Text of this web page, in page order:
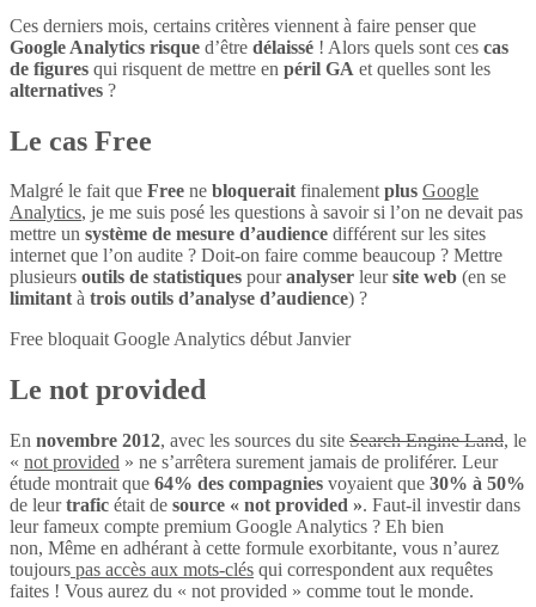
Ces derniers mois, certains critères viennent à faire penser que
Google Analytics risque d’être délaissé ! Alors quels sont ces cas
de figures qui risquent de mettre en péril GA et quelles sont les
alternatives ?
Le cas Free
Malgré le fait que Free ne bloqueraitfinalementplus Google
Analytics, je me suis posé les questions à savoir si l’on ne devait pas
mettre un système de mesure d’audience différent sur les sites
internet que l’on audite ? Doit-on faire comme beaucoup ? Mettre
plusieurs outils de statistiques pouranalyser leursite web (en se
limitantà trois outils d’analyse d’audience) ?
Free bloquait Google Analytics début Janvier
Le not provided
En novembre 2012, avec les sources du site Search Engine Land, le
« not provided » ne s’arrêtera surement jamais de proliférer. Leur
étude montrait que 64% des compagnies voyaient que 30% à 50%
de leurtrafic était de source « not provided ». Faut-il investir dans
leur fameux compte premium Google Analytics ? Eh bien
non, Même en adhérant à cette formule exorbitante, vous n’aurez
toujours pas accès aux mots-clés qui correspondent aux requêtes
faites ! Vous aurez du « not provided » comme tout le monde.